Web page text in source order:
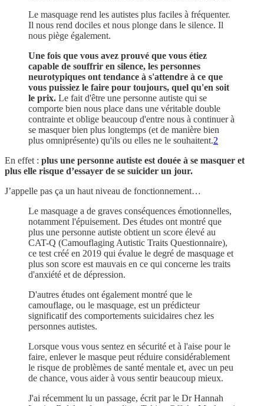
Le masquage rend les autistes plus faciles à fréquenter.
Il nous rend dociles et nous plonge dans le silence. Il
nous piège également.
Une fois que vous avez prouvé que vous étiez
capable de souffrir en silence, les personnes
neurotypiques ont tendance à s'attendre à ce que
vous puissiez le faire pour toujours, quel qu'en soit
le prix. Le fait d'être une personne autiste qui se
comporte bien nous place dans une véritable double
contrainte et oblige beaucoup d'entre nous à continuer à
se masquer bien plus longtemps (et de manière bien
plus omniprésente) qu'ils ou elles ne le souhaitent.2
En effet : plus une personne autiste est douée à se masquer et
plus elle risque d’essayer de se suicider un jour.
J’appelle pas ça un haut niveau de fonctionnement…
Le masquage a de graves conséquences émotionnelles,
notamment l'épuisement. Des études ont montré que
plus une personne autiste obtient un score élevé au
CAT-Q (Camouflaging Autistic Traits Questionnaire),
ce test créé en 2019 qui évalue le degré de masquage et
plus son score est mauvais en ce qui concerne les traits
d'anxiété et de dépression.
D'autres études ont également montré que le
camouflage, ou le masquage, est un prédicteur
significatif des comportements suicidaires chez les
personnes autistes.
Lorsque vous vous sentez en sécurité et à l'aise pour le
faire, enlever le masque peut réduire considérablement
le risque de problèmes de santé mentale et, avec un peu
de chance, vous aider à vous sentir beaucoup mieux.
J'ai récemment lu un passage, écrit par le Dr Hannah